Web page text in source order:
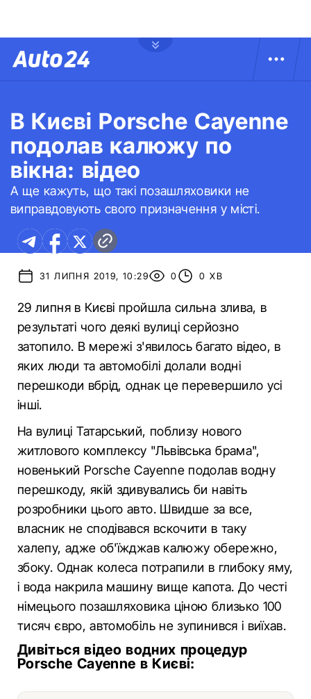
В Києві Porsche Cayenne
подолав калюжу по
вікна: відео
А ще кажуть, що такі позашляховики не
виправдовують свого призначення у місті.
31 ЛИПНЯ 2019, 10:29 0 0 ХВ
29 липня в Києві пройшла сильна злива, в
результаті чого деякі вулиці серйозно
затопило. В мережі з'явилось багато відео, в
яких люди та автомобілі долали водні
перешкоди вбрід, однак це перевершило усі
інші.
На вулиці Татарський, поблизу нового
житлового комплексу "Львівська брама",
новенький Porsche Cayenne подолав водну
перешкоду, якій здивувались би навіть
розробники цього авто. Швидше за все,
власник не сподівався вскочити в таку
халепу, адже об'їжджав калюжу обережно,
збоку. Однак колеса потрапили в глибоку яму,
і вода накрила машину вище капота. До честі
німецього позашляховика ціною близько 100
тисяч євро, автомобіль не зупинився і виїхав.
Дивіться відео водних процедур
Porsche Cayenne в Києві: